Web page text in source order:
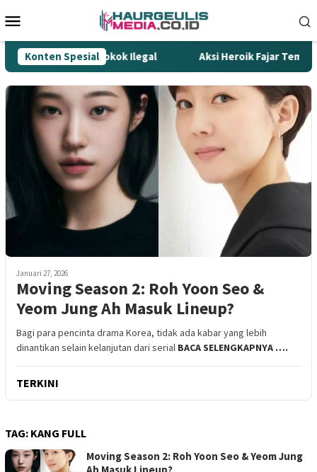
ke
Mobile
Konten Spesial
Gempur Rokok Ilegal Aksi Heroik Fajar Temukan
Januari 27, 2026
Moving Season 2: Roh Yoon Seo &
Yeom Jung Ah Masuk Lineup?
Bagi para pencinta drama Korea, tidak ada kabar yang lebih
dinantikan selain kelanjutan dari serial BACA SELENGKAPNYA ….
TERKINI
TAG: KANG FULL
Moving Season 2: Roh Yoon Seo & Yeom Jung